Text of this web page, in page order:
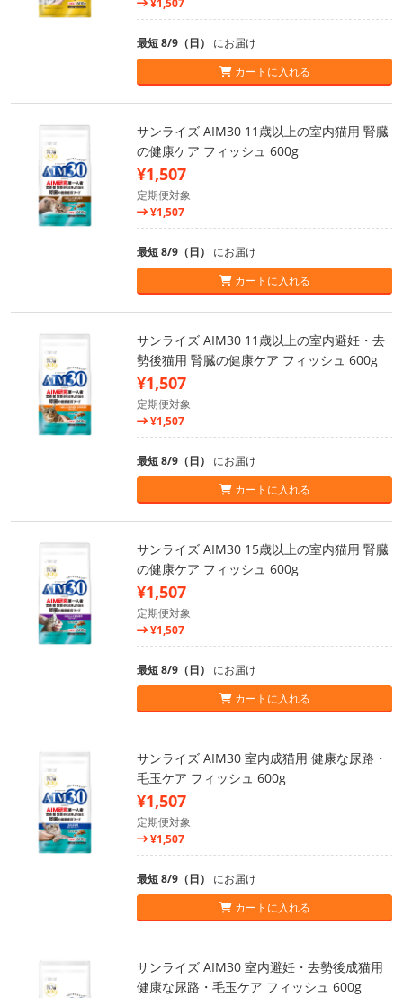
¥1,507
最短 8/9（日） にお届け
カートに入れる
サンライズ AIM30 11歳以上の室内猫用 腎臓
の健康ケア フィッシュ 600g
¥1,507
定期便対象
¥1,507
最短 8/9（日） にお届け
カートに入れる
サンライズ AIM30 11歳以上の室内避妊・去
勢後猫用 腎臓の健康ケア フィッシュ 600g
¥1,507
定期便対象
¥1,507
最短 8/9（日） にお届け
カートに入れる
サンライズ AIM30 15歳以上の室内猫用 腎臓
の健康ケア フィッシュ 600g
¥1,507
定期便対象
¥1,507
最短 8/9（日） にお届け
カートに入れる
サンライズ AIM30 室内成猫用 健康な尿路・
毛玉ケア フィッシュ 600g
¥1,507
定期便対象
¥1,507
最短 8/9（日） にお届け
カートに入れる
サンライズ AIM30 室内避妊・去勢後成猫用
健康な尿路・毛玉ケア フィッシュ 600g